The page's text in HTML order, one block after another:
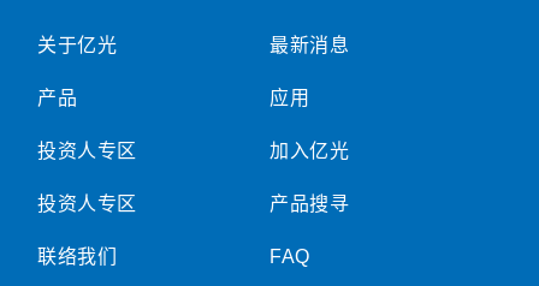
关于亿光
产品
投资人专区
投资人专区
联络我们
最新消息
应用
加入亿光
产品搜寻
FAQ